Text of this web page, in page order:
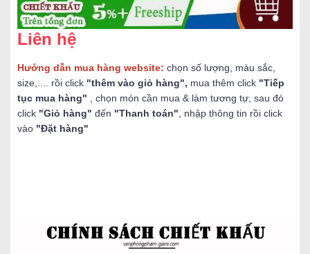
Liên hệ
Hướng dẫn mua hàng website: chọn số lượng, màu sắc,
size,.... rồi click "thêm vào giỏ hàng", mua thêm click "Tiếp
tục mua hàng" , chọn món cần mua & làm tương tự, sau đó
click "Giỏ hàng" đến "Thanh toán" , nhập thông tin rồi click
vào "Đặt hàng"